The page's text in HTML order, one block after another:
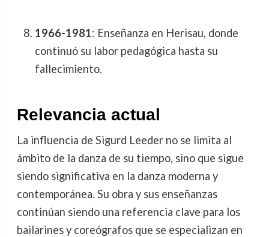
1966-1981: Enseñanza en Herisau, donde
continuó su labor pedagógica hasta su
fallecimiento.
Relevancia actual
La influencia de Sigurd Leeder no se limita al
ámbito de la danza de su tiempo, sino que sigue
siendo significativa en la danza moderna y
contemporánea. Su obra y sus enseñanzas
continúan siendo una referencia clave para los
bailarines y coreógrafos que se especializan en